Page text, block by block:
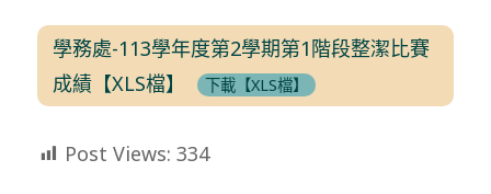
學務處-113學年度第2學期第1階段整潔比賽
成績【XLS檔】
下載【XLS檔】
Post Views: 334